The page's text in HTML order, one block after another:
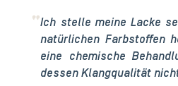
Ich stelle meine Lacke
natürlichen Farbstoffen
eine chemische
dessen Klangqualität